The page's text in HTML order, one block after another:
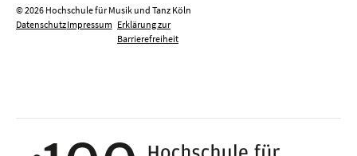
© 2026 Hochschule für Musik und Tanz Köln
DatenschutzImpressum Erklärung zur
Barrierefreiheit